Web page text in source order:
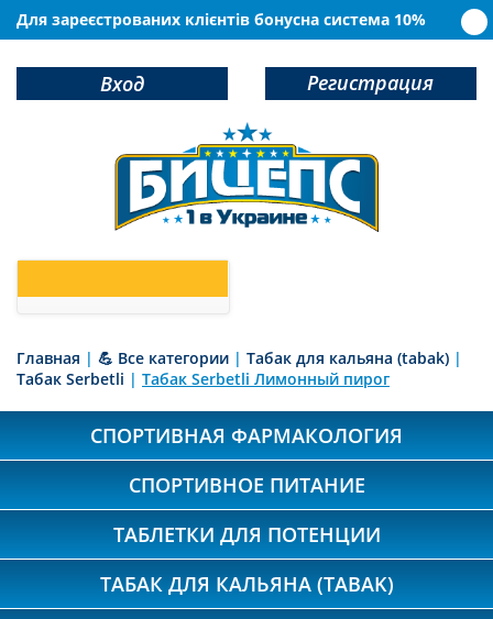
Для зареєстрованих клієнтів бонусна система 10%
Вход Регистрация
Главная | 💪 Все категории | Табак для кальяна (tabak) |
Табак Serbetli | Табак Serbetli Лимонный пирог
СПОРТИВНАЯ ФАРМАКОЛОГИЯ
СПОРТИВНОЕ ПИТАНИЕ
ТАБЛЕТКИ ДЛЯ ПОТЕНЦИИ
ТАБАК ДЛЯ КАЛЬЯНА (TABAK)